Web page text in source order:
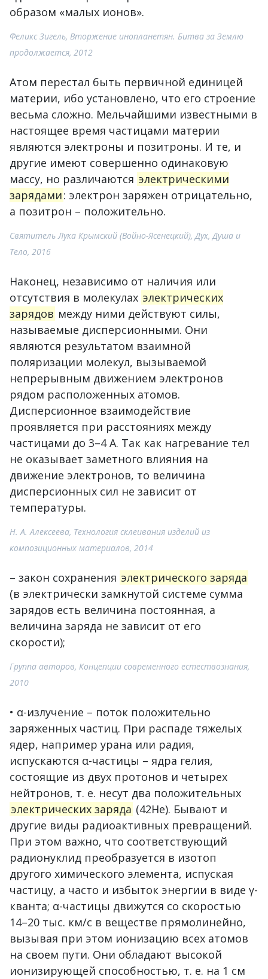
образом «малых ионов».
Феликс Зигель, Вторжение инопланетян. Битва за Землю
продолжается, 2012
Атом перестал быть первичной единицей
материи, ибо установлено, что его строение
весьма сложно. Мельчайшими известными в
настоящее время частицами материи
являются электроны и позитроны. И те, и
другие имеют совершенно одинаковую
массу, но различаются электрическими
зарядами: электрон заряжен отрицательно,
а позитрон – положительно.
Святитель Лука Крымский (Войно-Ясенецкий), Дух, Душа и
Тело, 2016
Наконец, независимо от наличия или
отсутствия в молекулах электрических
зарядов между ними действуют силы,
называемые дисперсионными. Они
являются результатом взаимной
поляризации молекул, вызываемой
непрерывным движением электронов
рядом расположенных атомов.
Дисперсионное взаимодействие
проявляется при расстояниях между
частицами до 3–4 А. Так как нагревание тел
не оказывает заметного влияния на
движение электронов, то величина
дисперсионных сил не зависит от
температуры.
Н. А. Алексеева, Технология склеивания изделий из
композиционных материалов, 2014
– закон сохранения электрического заряда
(в электрически замкнутой системе сумма
зарядов есть величина постоянная, а
величина заряда не зависит от его
скорости);
Группа авторов, Концепции современного естествознания,
2010
• α-излучение – поток положительно
заряженных частиц. При распаде тяжелых
ядер, например урана или радия,
испускаются α-частицы – ядра гелия,
состоящие из двух протонов и четырех
нейтронов, т. е. несут два положительных
электрических заряда (42Не). Бывают и
другие виды радиоактивных превращений.
При этом важно, что соответствующий
радионуклид преобразуется в изотоп
другого химического элемента, испуская
частицу, а часто и избыток энергии в виде γ-
кванта; α-частицы движутся со скоростью
14–20 тыс. км/с в веществе прямолинейно,
вызывая при этом ионизацию всех атомов
на своем пути. Они обладают высокой
ионизирующей способностью, т. е. на 1 см